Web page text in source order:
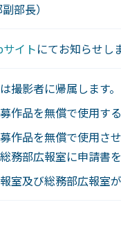
部長）
イトにてお知らせし
撮影者に帰属します。
作品を無償で使用する
作品を無償で使用さ
務部広報室に申請書
室及び総務部広報室